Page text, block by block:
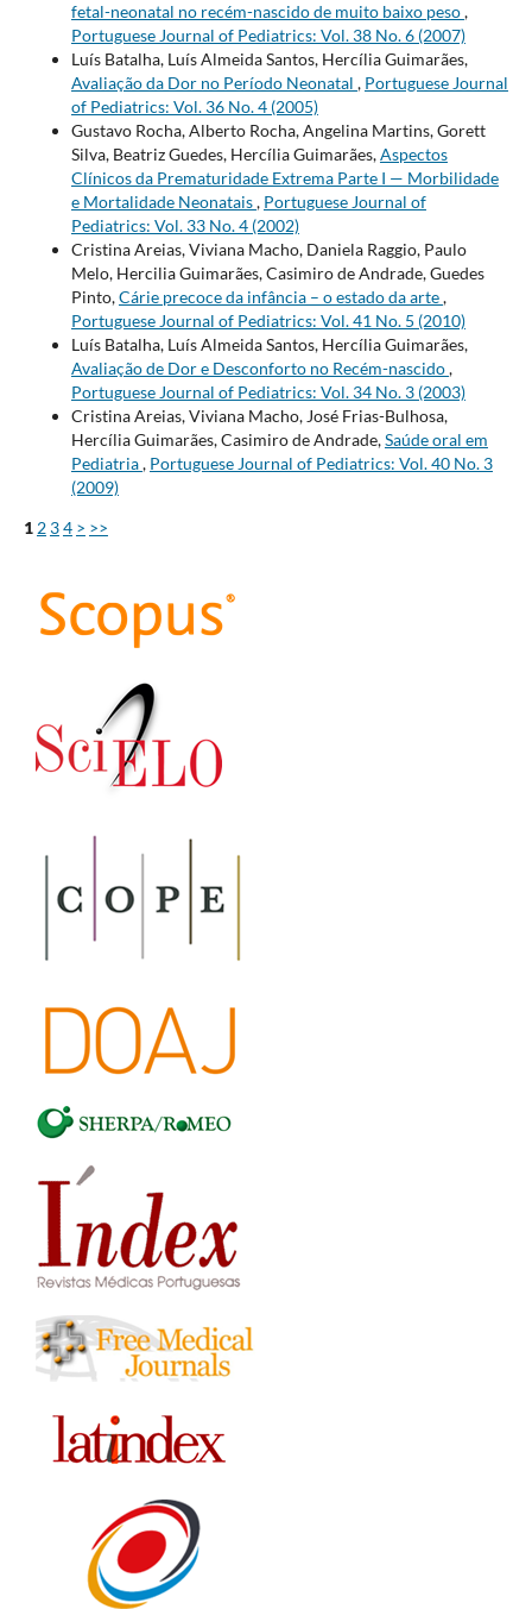
fetal-neonatal no recém-nascido de muito baixo peso,
Portuguese Journal of Pediatrics: Vol. 38 No. 6 (2007)
Luís Batalha, Luís Almeida Santos, Hercília Guimarães,
Avaliação da Dor no Período Neonatal , Portuguese Journal
of Pediatrics: Vol. 36 No. 4 (2005)
Gustavo Rocha, Alberto Rocha, Angelina Martins, Gorett
Silva, Beatriz Guedes, Hercília Guimarães,Aspectos
Clínicos da Prematuridade Extrema Parte I — Morbilidade
e Mortalidade Neonatais, Portuguese Journal of
Pediatrics: Vol. 33 No. 4 (2002)
Cristina Areias, Viviana Macho, Daniela Raggio, Paulo
Melo, Hercilia Guimarães, Casimiro de Andrade, Guedes
Pinto,Cárie precoce da infância – o estado da arte,
Portuguese Journal of Pediatrics: Vol. 41 No. 5 (2010)
Luís Batalha, Luís Almeida Santos, Hercília Guimarães,
Avaliação de Dor e Desconforto no Recém-nascido,
Portuguese Journal of Pediatrics: Vol. 34 No. 3 (2003)
Cristina Areias, Viviana Macho, José Frias-Bulhosa,
Hercília Guimarães, Casimiro de Andrade,Saúde oral em
Pediatria, Portuguese Journal of Pediatrics: Vol. 40 No. 3
(2009)
1 2 34 > >>